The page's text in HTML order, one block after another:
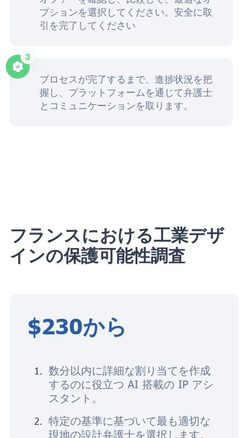
プションを選択してください。安全に取
引を完了してください
プロセスが完了するまで、進捗状況を把
握し、プラットフォームを通じて弁護士
とコミュニケーションを取ります。
フランスにおける工業デザ
インの保護可能性調査
$230から
数分以内に詳細な割り当てを作成
するのに役立つ AI 搭載の IP アシ
スタント。
特定の基準に基づいて最も適切な
現地の設計弁護士を選択します。